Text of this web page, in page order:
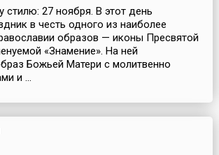
стилю: 27 ноября. В этот день
в честь одного из наиболее
образов — иконы Пресвятой
«Знамение». На ней
Божьей Матери с молитвенно
и ...